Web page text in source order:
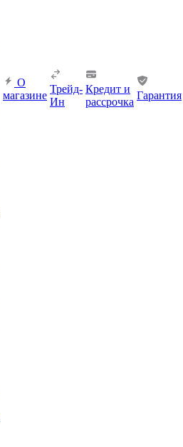
О
магазине
Трейд-
Ин
Кредит и
рассрочка
Гарантия